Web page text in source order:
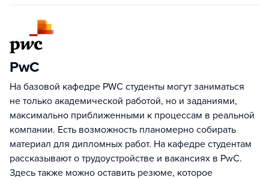
PwC
На базовой кафедре PWC студенты могут заниматься
не только академической работой, но и заданиями,
максимально приближенными к процессам в реальной
компании. Есть возможность планомерно собирать
материал для дипломных работ. На кафедре студентам
рассказывают о трудоустройстве и вакансиях в PwC.
Здесь также можно оставить резюме, которое